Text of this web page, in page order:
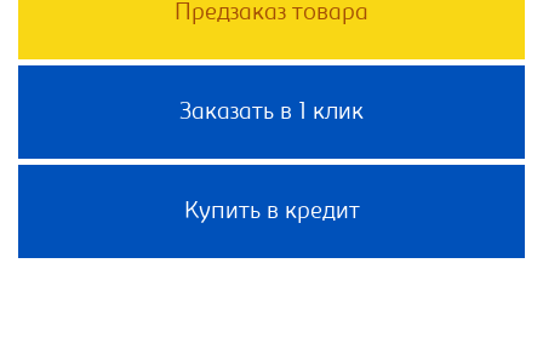
Предзаказ товара
Заказать в 1 клик
Купить в кредит